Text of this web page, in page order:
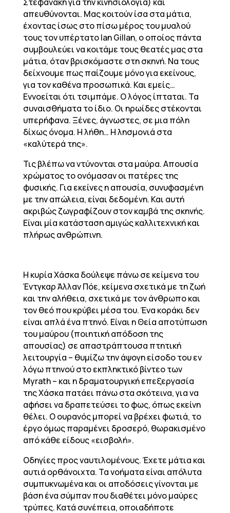
απευθύνονται. Μας κοιτούν ίσα στα μάτια,
έχοντας ίσως στο πίσω μέρος του μυαλού
τους τον υπέρτατο Ian Gillan, ο οποίος πάντα
συμβουλεύει να κοιτάμε τους θεατές μας στα
μάτια, όταν βρισκόμαστε στη σκηνή. Να τους
δείχνουμε πως παίζουμε μόνο για εκείνους,
για τον καθένα προσωπικά. Και εμείς…
Εννοείται ότι τσιμπάμε. Ο λόγος ίπταται. Τα
συναισθήματα το ίδιο. Οι ηρωίδες στέκονται
υπερήφανα. Ξένες, άγνωστες, σε μια πόλη
δίχως όνομα. Η λήθη… Η λησμονιά στα
«καλύτερά της».
Τις βλέπω να ντύνονται στα μαύρα. Απουσία
χρώματος το ονόμασαν οι πατέρες της
φυσικής. Για εκείνες η απουσία, συνυφασμένη
με την απώλεια, είναι δεδομένη. Και αυτή
ακριβώς ζωγραφίζουν στον καμβά της σκηνής.
Είναι μία κατάσταση αμιγώς καλλιτεχνική και
πλήρως ανθρώπινη.
Η κυρία Χάσκα δούλεψε πάνω σε κείμενα του
Έντγκαρ Άλλαν Πόε, κείμενα σχετικά με τη ζωή
και την αλήθεια, σχετικά με τον άνθρωπο και
τον θεό που κρύβει μέσα του. Ένα κοράκι δεν
είναι απλά ένα πτηνό. Είναι η Θεία αποτύπωση
του μαύρου (ποιητική απόδοση της
απουσίας) σε απαστράπτουσα πτητική
λειτουργία – θυμίζω την άψογη είσοδο του εν
λόγω πτηνού στο εκπληκτικό βίντεο των
Myrath – και η δραματουργική επεξεργασία
της Χάσκα πατάει πάνω στα σκότεινα, για να
αφήσει να δραπετεύσει το φως, όπως εκείνη
θέλει. Ο ουρανός μπορεί να βρέχει φωτιά, το
έργο όμως παραμένει δροσερό, θωρακισμένο
από κάθε είδους «εισβολή».
Οδηγίες προς ναυτιλομένους. Έχετε μάτια και
αυτιά ορθάνοιχτα. Τα νοήματα είναι απόλυτα
συμπυκνωμένα και οι αποδόσεις γίνονται με
βάση ένα σύμπαν που διαθέτει μόνο μαύρες
τρύπες. Κατά συνέπεια, οποιαδήποτε